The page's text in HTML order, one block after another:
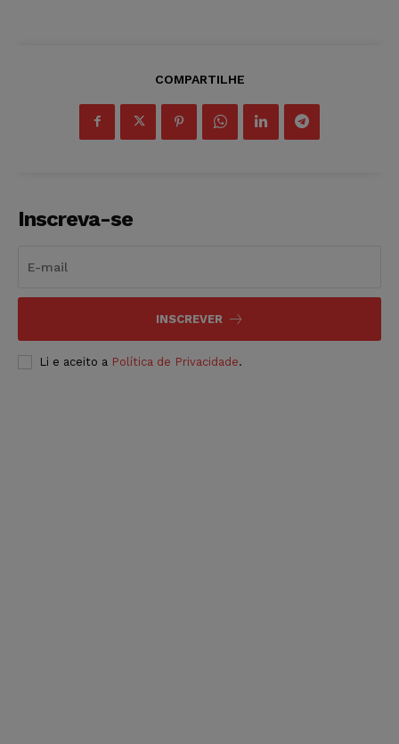
COMPARTILHE
Inscreva-se
INSCREVER
Li e aceito a Política de Privacidade.